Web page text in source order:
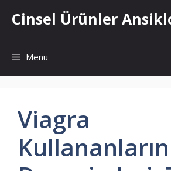
atlaCinsel Ürünler
Menu
Viagra
Kullananların